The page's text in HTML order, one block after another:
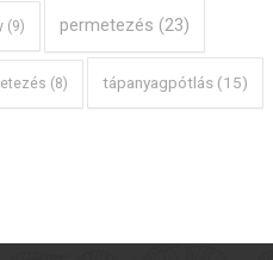
(9) permetezés (23)
(8) tápanyagpótlás (15)